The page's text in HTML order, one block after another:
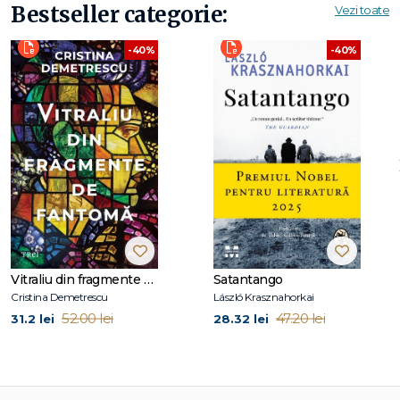
Bestseller categorie: Vezi toate
-40%
Vitraliu din fragmente de fantomă
Cristina Demetrescu
31.2 lei 52.00 lei
-40%
Satantango
László Krasznahorkai
28.32 lei 47.20 lei